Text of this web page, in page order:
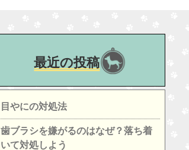
最近の投稿
目やにの対処法
歯ブラシを嫌がるのはなぜ？落ち着
いて対処しよう